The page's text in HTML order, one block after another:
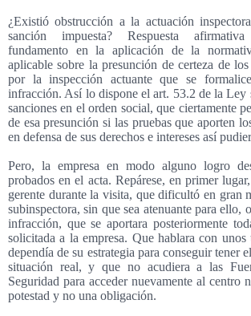
¿Existió obstrucción a la actuación
sanción impuesta? Respuesta
fundamento en la aplicación de la
aplicable sobre la presunción de certeza de los
por la inspección actuante que se
infracción. Así lo dispone el art. 53.2 de la Ley
sanciones en el orden social, que ciertamente
de esa presunción si las pruebas que aporten
en defensa de sus derechos e intereses así
Pero, la empresa en modo alguno logro
probados en el acta. Repárese, en primer
gerente durante la visita, que dificultó en gran
subinspectora, sin que sea atenuante para ello,
infracción, que se aportara posteriormente
solicitada a la empresa. Que hablara con unos
dependía de su estrategia para conseguir tener
situación real, y que no acudiera a las
Seguridad para acceder nuevamente al centro
potestad y no una obligación.